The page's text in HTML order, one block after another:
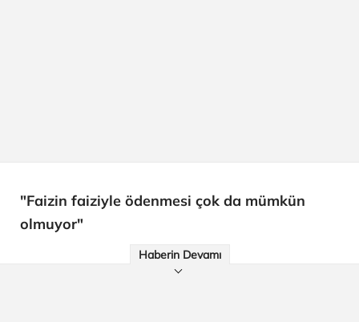
"Faizin faiziyle ödenmesi çok da mümkün
olmuyor"
Haberin Devamı